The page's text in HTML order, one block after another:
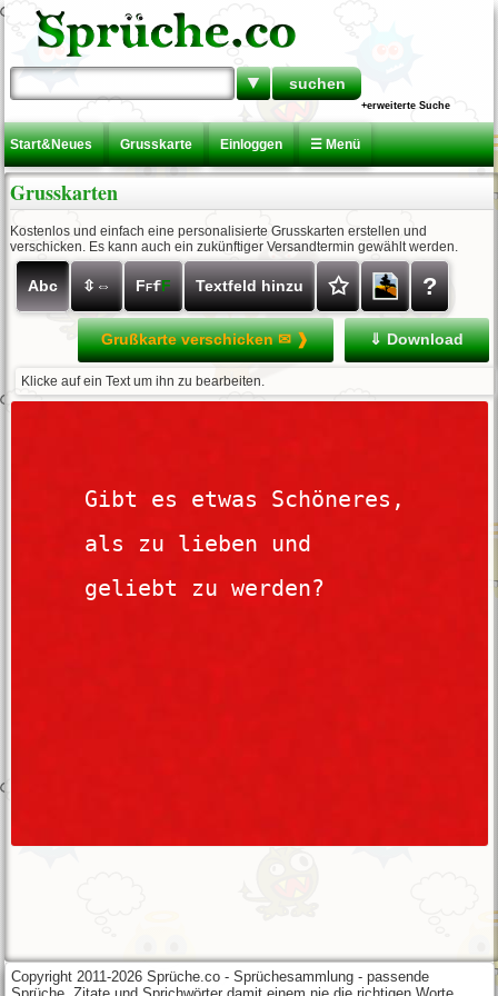
▼
+erweiterte Suche
Start&Neues Grusskarte Einloggen ☰ Menü
Grusskarten
Kostenlos und einfach eine personalisierte Grusskarten erstellen und
verschicken. Es kann auch ein zukünftiger Versandtermin gewählt werden.
Abc ⇳⇔ FFfF Textfeld hinzu ✩ ?
⇓ Download
Grußkarte verschicken ✉ ❱
Klicke auf ein Text um ihn zu bearbeiten.
Copyright 2011-2026 Sprüche.co - Sprüchesammlung - passende